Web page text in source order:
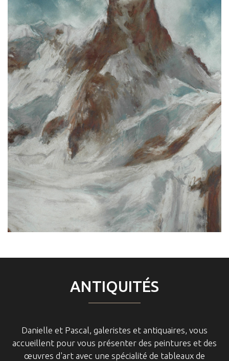
ANTIQUITÉS
Danielle et Pascal, galeristes et antiquaires, vous
accueillent pour vous présenter des peintures et des
œuvres d'art avec une spécialité de tableaux de